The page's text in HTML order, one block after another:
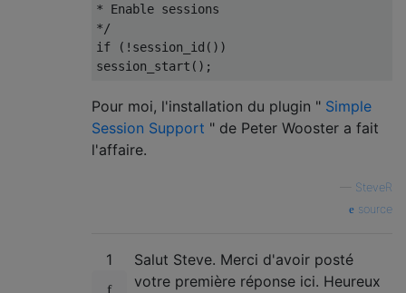
* Enable sessions
*/
if
(! session_id ())
session_start ();
Pour moi, l'installation du plugin " Simple
Session Support " de Peter Wooster a fait
l'affaire.
SteveR
source
1
Salut Steve. Merci d'avoir posté
votre première réponse ici. Heureux